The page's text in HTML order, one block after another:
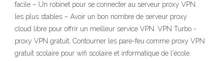
facile – Un robinet pour se connecter au serveur proxy VPN.
les plus stables – Avoir un bon nombre de serveur proxy
cloud libre pour offrir un meilleur service VPN. VPN Turbo -
proxy VPN gratuit, Contourner les pare-feu comme proxy VPN
gratuit scolaire pour wifi scolaire et informatique de l'école.